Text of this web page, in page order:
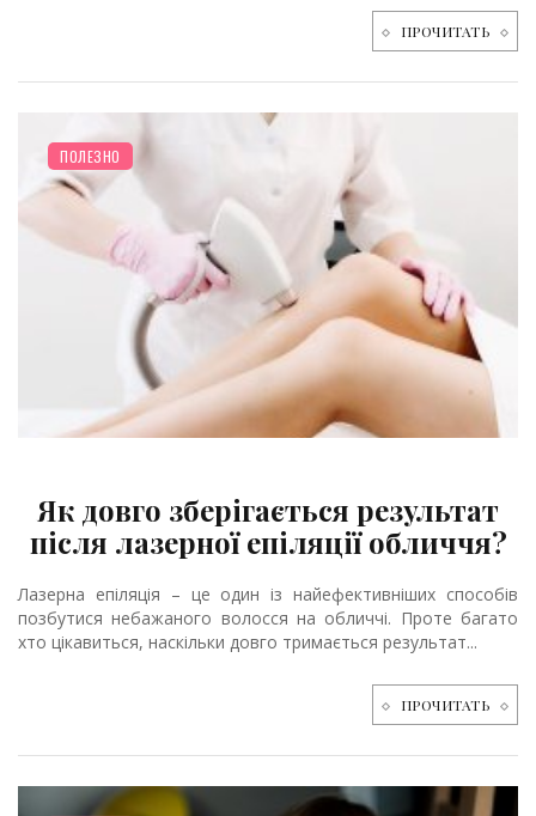
ПРОЧИТАТЬ
ПОЛЕЗНО
Як довго зберігається результат
після лазерної епіляції обличчя?
Лазерна епіляція – це один із найефективніших способів
позбутися небажаного волосся на обличчі. Проте багато
хто цікавиться, наскільки довго тримається результат...
ПРОЧИТАТЬ